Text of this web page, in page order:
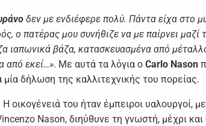
δεν με ενδιέφερε πολύ. Πάντα είχα στο
ο πατέρας μου συνήθιζε να με παίρνει μαζί
ιαπωνικά βάζα, κατασκευασμένα από
από εκεί…». Με αυτά τα λόγια ο Carlo Nason
δήλωση της καλλιτεχνικής του πορείας.
του ήταν έμπειροι υαλουργοί,
Nason, διηύθυνε τη γνωστή, μέχρι